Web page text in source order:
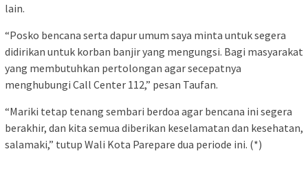
lain.
“Posko bencana serta dapur umum saya minta untuk segera
didirikan untuk korban banjir yang mengungsi. Bagi masyarakat
yang membutuhkan pertolongan agar secepatnya
menghubungi Call Center 112,” pesan Taufan.
“Mariki tetap tenang sembari berdoa agar bencana ini segera
berakhir, dan kita semua diberikan keselamatan dan kesehatan,
salamaki,” tutup Wali Kota Parepare dua periode ini. (*)